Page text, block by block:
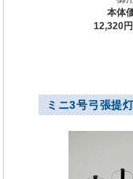
本体
12,320
ミニ3号弓張提